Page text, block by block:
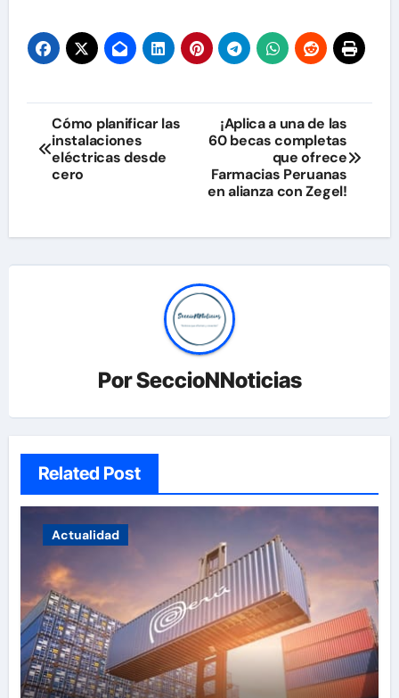
Navegación
de
Cómo planificar las
instalaciones
eléctricas desde
cero
¡Aplica a una de las
60 becas completas
que ofrece
Farmacias Peruanas
en alianza con Zegel!
PorSeccioNNoticias
Related Post
Actualidad